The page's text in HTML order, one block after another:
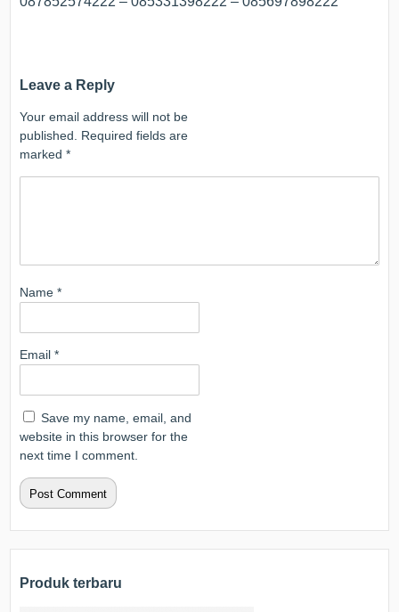
Leave a Reply
Your email address will not be
published. Required fields are
marked*
Name*
Email*
Save my name, email, and
website in this browser for the
next time I comment.
Produk terbaru